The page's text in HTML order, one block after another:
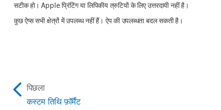
सटीक हो। Apple प्रिंटिंग या लिपिकीय त्रुटियों के लिए उत्तरदायी नहीं है।
कुछ ऐप्स सभी क्षेत्रों में उपलब्ध नहीं हैं। ऐप की उपलब्धता बदल सकती है।
पिछला
कस्टम तिथि फ़ॉर्मैट